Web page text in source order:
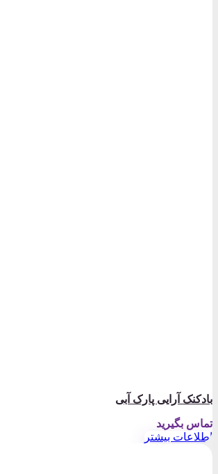
بادکنک آرایی پارک آبی
تماس بگیرید
اطلاعات بیشتر